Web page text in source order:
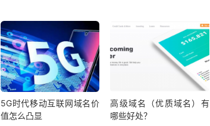
5G时代移动互联网域名价
值怎么凸显
高级域名（优质域名）有
哪些好处？